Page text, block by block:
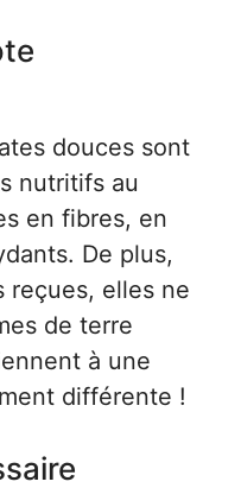
douces sont
nutritifs au
en fibres, en
De plus,
reçues, elles ne
de terre
à une
différente !